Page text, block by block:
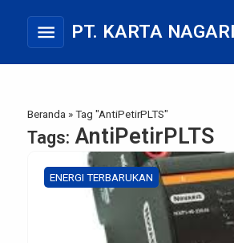
menu PT. KARTA
Beranda »Tag "AntiPetirPLTS"
Tags: AntiPetirPLTS
ENERGI TERBARUKAN